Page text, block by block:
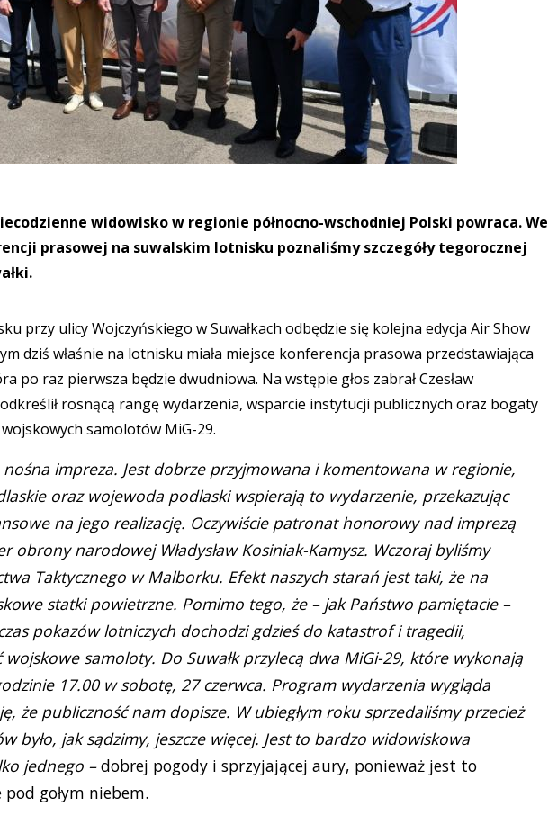
widowisko w regionie północno-wschodniej Polski powraca. We
prasowej na suwalskim lotnisku poznaliśmy szczegóły tegorocznej
przy ulicy Wojczyńskiego w Suwałkach odbędzie się kolejna edycja Air Show
dziś właśnie na lotnisku miała miejsce konferencja prasowa przedstawiająca
po raz pierwsza będzie dwudniowa. Na wstępie głos zabrał Czesław
rosnącą rangę wydarzenia, wsparcie instytucji publicznych oraz bogaty
samolotów MiG-29.
impreza. Jest dobrze przyjmowana i komentowana w regionie,
oraz wojewoda podlaski wspierają to wydarzenie, przekazując
na jego realizację. Oczywiście patronat honorowy nad imprezą
obrony narodowej Władysław Kosiniak-Kamysz. Wczoraj byliśmy
Taktycznego w Malborku. Efekt naszych starań jest taki, że na
statki powietrzne. Pomimo tego, że – jak Państwo pamiętacie –
pokazów lotniczych dochodzi gdzieś do katastrof i tragedii,
samoloty. Do Suwałk przylecą dwa MiGi-29, które wykonają
17.00 w sobotę, 27 czerwca. Program wydarzenia wygląda
że publiczność nam dopisze. W ubiegłym roku sprzedaliśmy przecież
było, jak sądzimy, jeszcze więcej. Jest to bardzo widowiskowa
jednego –dobrej pogody i sprzyjającej aury, ponieważ jest to
gołym niebem.